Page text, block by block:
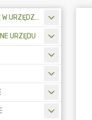
JAK ZAŁATWIĆ SPRAWĘ W URZĘDZIE MIASTA
URZĘDU